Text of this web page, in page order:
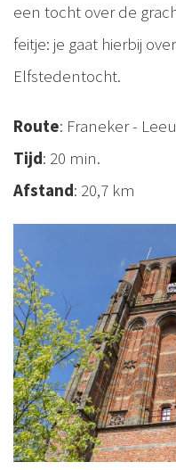
een tocht over de
feitje: je gaat hierbij
Elfstedentocht.
Route: Franeker -
Tijd: 20 min.
Afstand: 20,7 km